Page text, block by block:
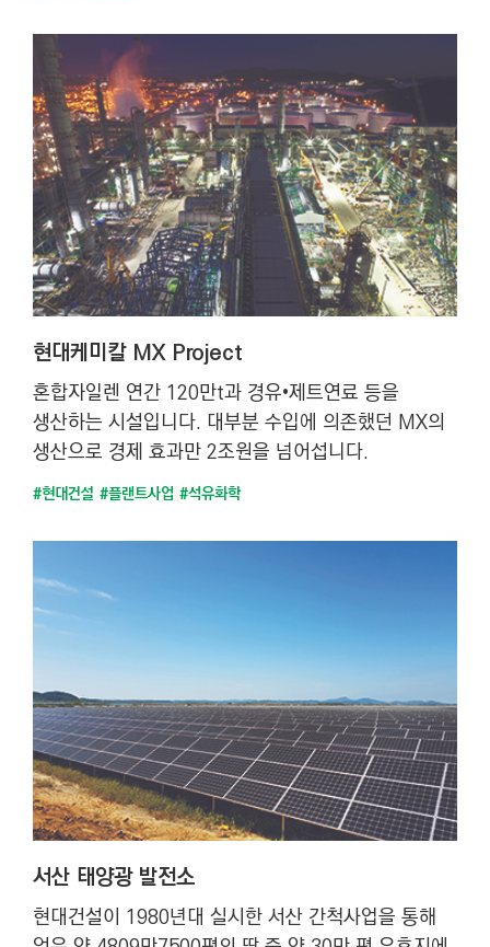
현대케미칼 MX Project
혼합자일렌 연간 120만t과 경유•제트연료 등을
생산하는 시설입니다. 대부분 수입에 의존했던 MX의
생산으로 경제 효과만 2조원을 넘어섭니다.
#현대건설 #플랜트사업 #석유화학
서산 태양광 발전소
현대건설이 1980년대 실시한 서산 간척사업을 통해